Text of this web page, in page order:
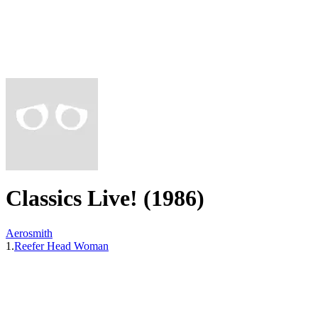
Classics Live! (1986)
Aerosmith
1.Reefer Head Woman